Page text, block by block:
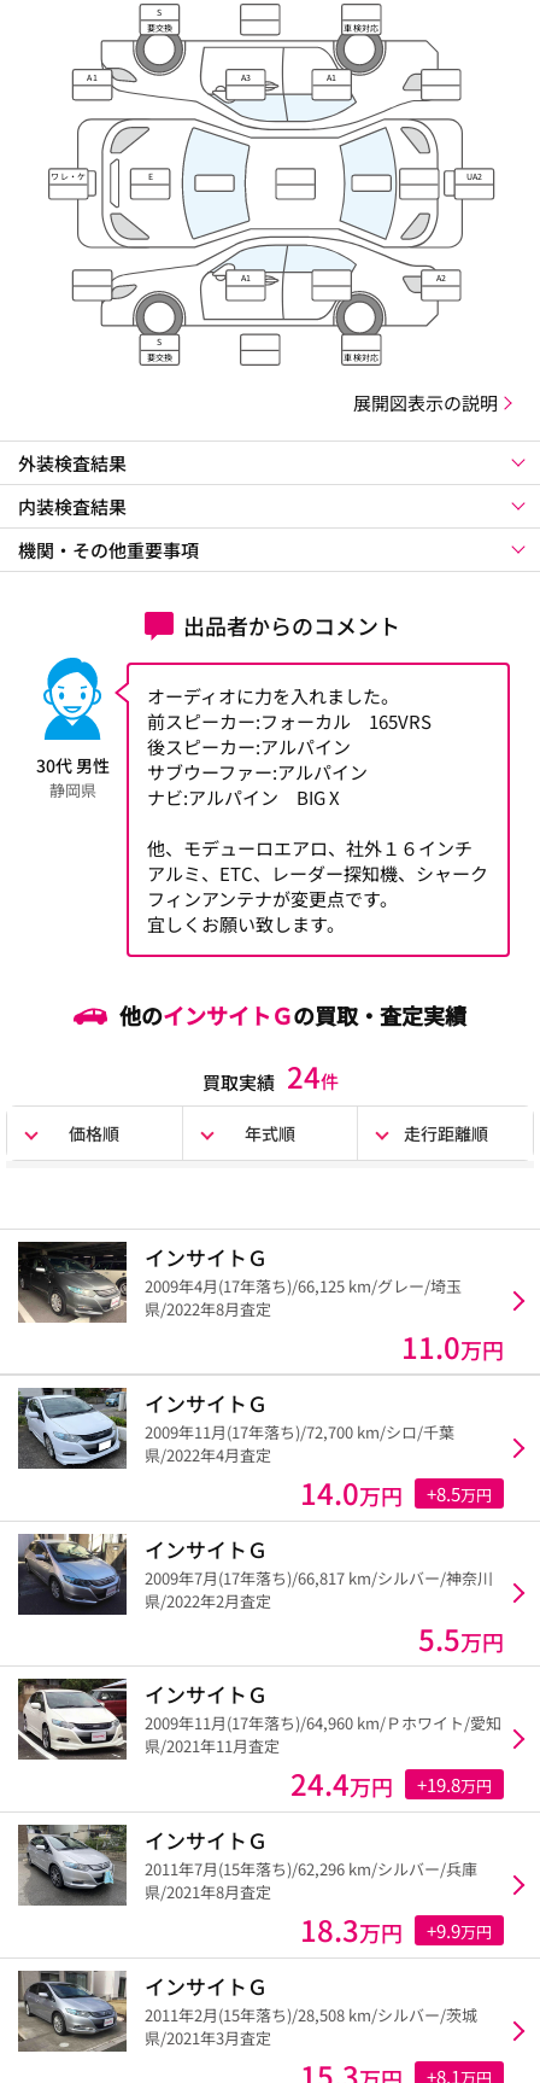
S
要交換 車検対応
A1 A3 A1
ワレ・ケ
ズレ
E UA2
A1 A2
S
要交換
車検対応
展開図表示の説明
外装検査結果
内装検査結果
機関・その他重要事項
出品者からのコメント
30代 男性
静岡県
オーディオに力を入れました。
前スピーカー:フォーカル 165VRS
後スピーカー:アルパイン
サブウーファー:アルパイン
ナビ:アルパイン BIG X
他、モデューロエアロ、社外１６インチ
アルミ、ETC、レーダー探知機、シャーク
フィンアンテナが変更点です。
宜しくお願い致します。
他のインサイトＧの買取・査定実績
買取実績 24件
価格順 年式順 走行距離順
インサイトＧ
2009年4月(17年落ち)/66,125 km/グレー/埼玉
県/2022年8月査定
11.0万円
インサイトＧ
2009年11月(17年落ち)/72,700 km/シロ/千葉
県/2022年4月査定
14.0万円 +8.5万円
インサイトＧ
2009年7月(17年落ち)/66,817 km/シルバー/神奈川
県/2022年2月査定
5.5万円
インサイトＧ
2009年11月(17年落ち)/64,960 km/Ｐホワイト/愛知
県/2021年11月査定
24.4万円 +19.8万円
インサイトＧ
2011年7月(15年落ち)/62,296 km/シルバー/兵庫
県/2021年8月査定
18.3万円 +9.9万円
インサイトＧ
2011年2月(15年落ち)/28,508 km/シルバー/茨城
県/2021年3月査定
+8.1万円